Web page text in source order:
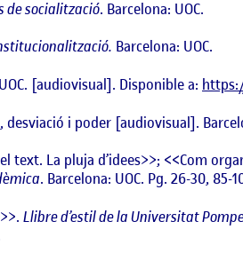
de socialització. Barcelona: UOC.
Barcelona: UOC.
[audiovisual]. Disponible a:
i poder [audiovisual].
text. La pluja d’idees>>; <<Com
. Barcelona: UOC. Pg. 26-30, 85-
Llibre d’estil de la Universitat